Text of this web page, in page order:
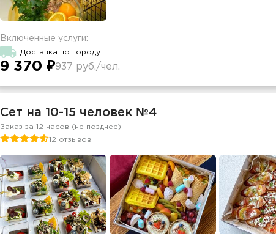
Включенные услуги:
Доставка по городу
9 370 ₽937 руб./чел.
Сет на 10-15 человек №4
Заказ за 12 часов (не позднее)
12 отзывов